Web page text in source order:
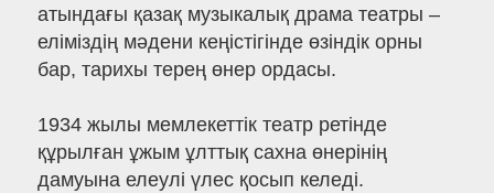
атындағы қазақ музыкалық драма театры –
еліміздің мәдени кеңістігінде өзіндік орны
бар, тарихы терең өнер ордасы.
1934 жылы мемлекеттік театр ретінде
құрылған ұжым ұлттық сахна өнерінің
дамуына елеулі үлес қосып келеді.